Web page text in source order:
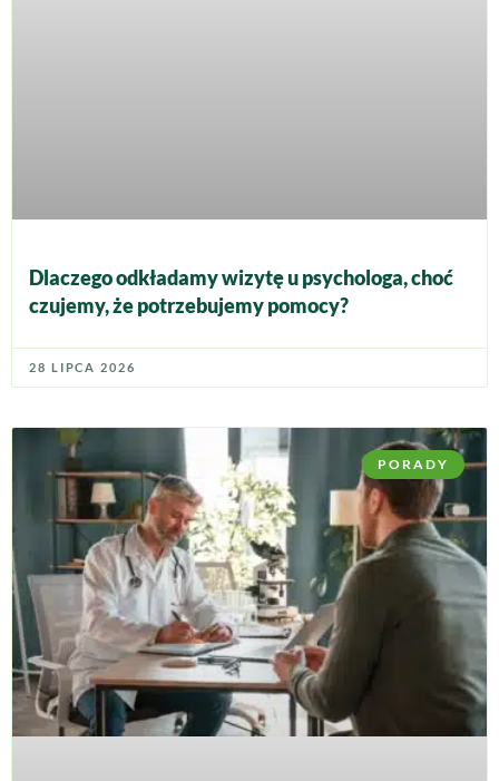
Dlaczego odkładamy wizytę u psychologa, choć
czujemy, że potrzebujemy pomocy?
28 LIPCA 2026
PORADY